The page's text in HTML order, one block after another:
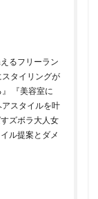
るフリーラン
スタイリングが
『美容室に
スタイルを叶
ズボラ大人女
ル提案とダメ